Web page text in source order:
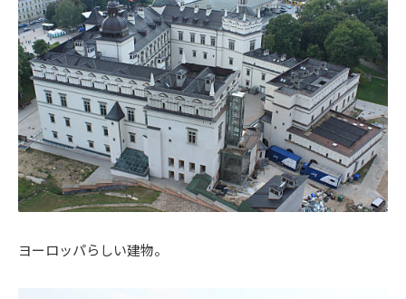
ヨーロッパらしい建物。